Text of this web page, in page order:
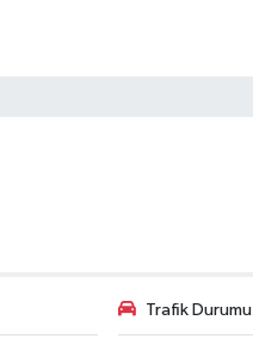
Trafik Durumu